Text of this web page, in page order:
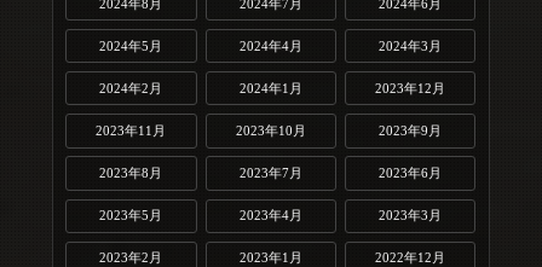
2024年8月 2024年7月 2024年6月
2024年5月 2024年4月 2024年3月
2024年2月 2024年1月 2023年12月
2023年11月 2023年10月 2023年9月
2023年8月 2023年7月 2023年6月
2023年5月 2023年4月 2023年3月
2023年2月 2023年1月 2022年12月